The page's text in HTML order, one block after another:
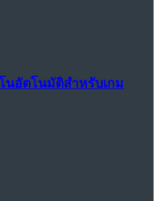
โนอัตโนมัติสำหรับเกม